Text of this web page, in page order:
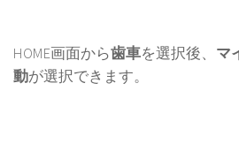
HOME画面から歯車を選択後、 マ
動が選択できます。